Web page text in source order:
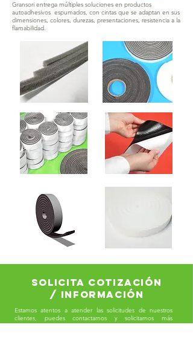
Gransori entrega múltiples soluciones en productos
autoadhesivos espumados, con cintas que se adaptan en sus
dimensiones, colores, durezas, presentaciones, resistencia a la
flamabilidad.
solicita cotización
/ información
Estamos atentos a atender las solicitudes de nuestros
clientes, puedes contactarnos y solicitarnos más
información y una propuesta comercial. Si nos indicas la